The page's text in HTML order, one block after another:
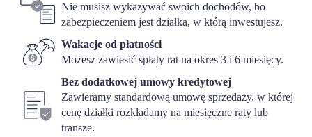
Nie musisz wykazywać swoich dochodów, bo
zabezpieczeniem jest działka, w którą inwestujesz.
Wakacje od płatności
Możesz zawiesić spłaty rat na okres 3 i 6 miesięcy.
Bez dodatkowej umowy kredytowej
Zawieramy standardową umowę sprzedaży, w której
cenę działki rozkładamy na miesięczne raty lub
transze.